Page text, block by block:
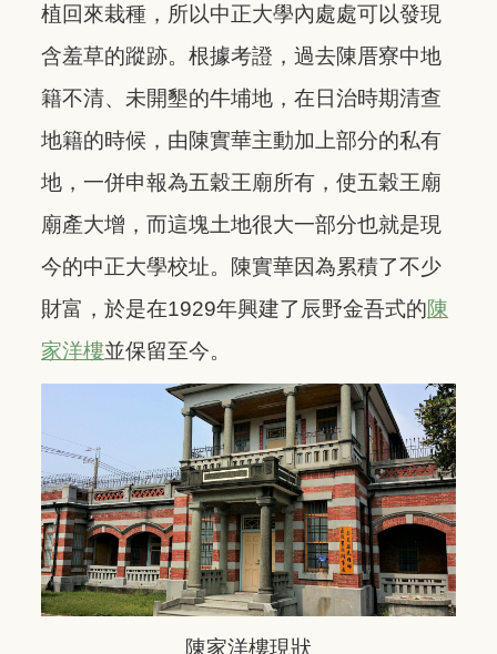
植回來栽種，所以中正大學內處處可以發現
含羞草的蹤跡。根據考證，過去陳厝寮中地
籍不清、未開墾的牛埔地，在日治時期清查
地籍的時候，由陳實華主動加上部分的私有
地，一併申報為五穀王廟所有，使五穀王廟
廟產大增，而這塊土地很大一部分也就是現
今的中正大學校址。陳實華因為累積了不少
財富，於是在1929年興建了辰野金吾式的陳
家洋樓並保留至今。
陳家洋樓現狀